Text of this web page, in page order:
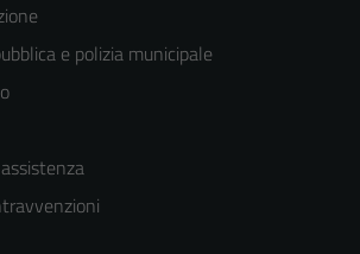
e polizia municipale
per il